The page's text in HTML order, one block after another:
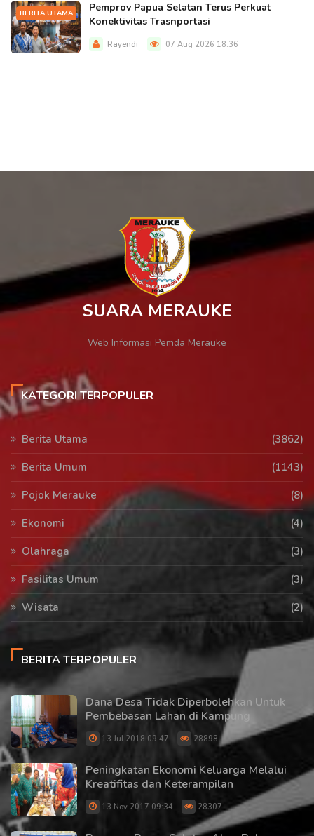
BERITA UTAMA
Pemprov Papua Selatan Terus Perkuat
Konektivitas Trasnportasi
Rayendi 07 Aug 2026 18:36
SUARA MERAUKE
Web Informasi Pemda Merauke
KATEGORI TERPOPULER
Berita Utama
(3862)
Berita Umum
(1143)
Pojok Merauke
(8)
Ekonomi
(4)
Olahraga
(3)
Fasilitas Umum
(3)
Wisata
(2)
BERITA TERPOPULER
Dana Desa Tidak Diperbolehkan Untuk
Pembebasan Lahan di Kampung
13 Jul 2018 09:47 28898
Peningkatan Ekonomi Keluarga Melalui
Kreatifitas dan Keterampilan
13 Nov 2017 09:34 28307